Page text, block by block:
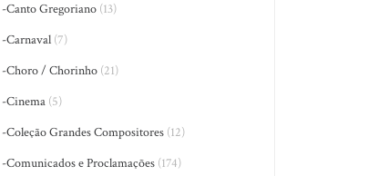
-Canto Gregoriano (13)
-Carnaval (7)
-Choro / Chorinho (21)
-Cinema (5)
-Coleção Grandes Compositores (12)
-Comunicados e Proclamações (174)